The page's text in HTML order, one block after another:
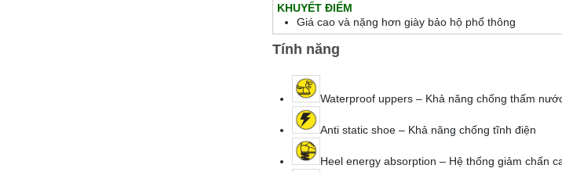
KHUYẾT ĐIỂM
Giá cao và nặng hơn giày bảo hộ phổ thông
Tính năng
Waterproof uppers – Khả năng chống thấm
Anti static shoe – Khả năng chống tĩnh điện
Heel energy absorption – Hệ thống giảm chấn